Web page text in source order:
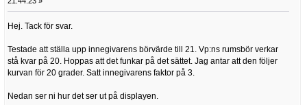
Hej. Tack för svar.
Testade att ställa upp innegivarens börvärde till 21. Vp:ns rumsbör verkar
stå kvar på 20. Hoppas att det funkar på det sättet. Jag antar att den följer
kurvan för 20 grader. Satt innegivarens faktor på 3.
Nedan ser ni hur det ser ut på displayen.